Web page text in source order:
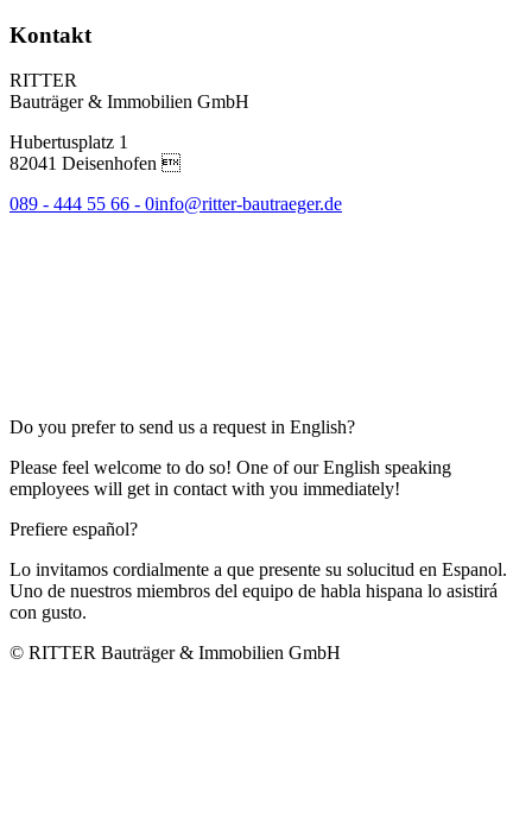
Kontakt
RITTER
Bauträger & Immobilien GmbH
Hubertusplatz 1
82041 Deisenhofen 
089 - 444 55 66 - 0info@ritter-bautraeger.de
Do you prefer to send us a request in English?
Please feel welcome to do so! One of our English speaking
employees will get in contact with you immediately!
Prefiere español?
Lo invitamos cordialmente a que presente su solucitud en Espanol.
Uno de nuestros miembros del equipo de habla hispana lo asistirá
con gusto.
© RITTER Bauträger & Immobilien GmbH